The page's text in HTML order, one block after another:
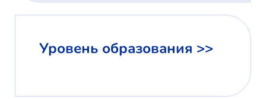
Уровень образования >>